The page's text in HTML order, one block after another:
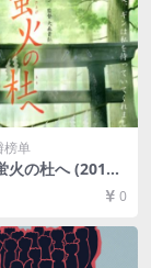
榜单
火の杜へ (2011)
雷云盘资源1080
][MP4/1.8GB][日
0